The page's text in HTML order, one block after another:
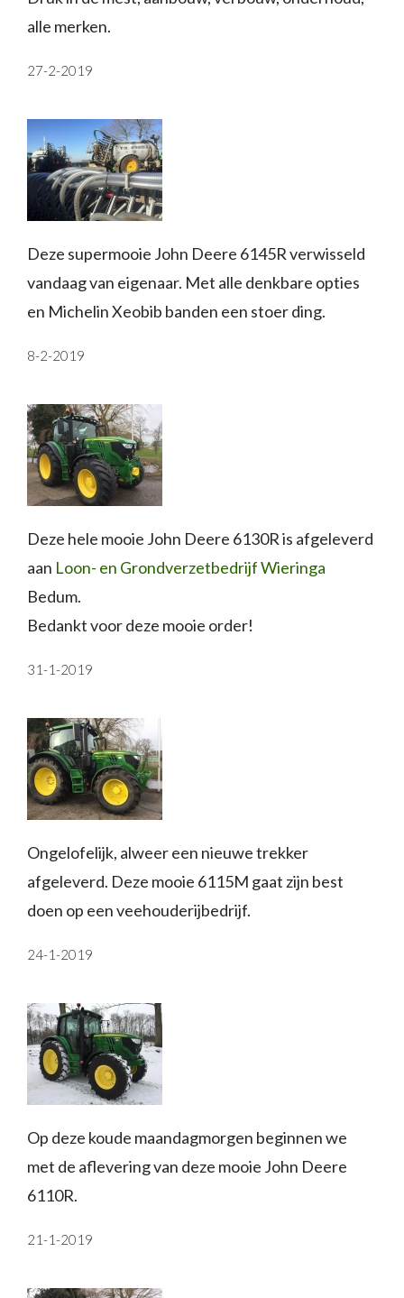
alle merken.
27-2-2019
Deze supermooie John Deere 6145R verwisseld
vandaag van eigenaar. Met alle denkbare opties
en Michelin Xeobib banden een stoer ding.
8-2-2019
Deze hele mooie John Deere 6130R is afgeleverd
aan Loon- en Grondverzetbedrijf Wieringa
Bedum.
Bedankt voor deze mooie order!
31-1-2019
Ongelofelijk, alweer een nieuwe trekker
afgeleverd. Deze mooie 6115M gaat zijn best
doen op een veehouderijbedrijf.
24-1-2019
Op deze koude maandagmorgen beginnen we
met de aflevering van deze mooie John Deere
6110R.
21-1-2019